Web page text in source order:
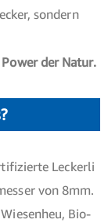
sondern
der Natur.
Leckerli
von 8mm.
Bio-